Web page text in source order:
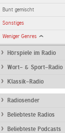
Bunt gemischt
Sonstiges
Weniger Genres
Hörspiele im Radio
Wort- & Sport-Radio
Klassik-Radio
Radiosender
Beliebteste Radios
Beliebteste Podcasts